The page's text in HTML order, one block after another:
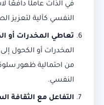
في الذات عاملًا دافعًا
النفسي كآلية لتعزيز
تعاطي المخدرات أو
المخدرات أو الكحول
من احتمالية ظهور
النفسي.
التفاعل مع الثقافة